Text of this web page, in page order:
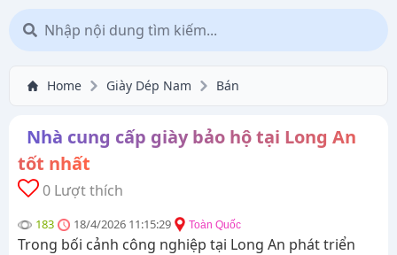
Home Giày Dép Nam Bán
Nhà cung cấp giày bảo hộ tại Long An
tốt nhất
0 Lượt thích
183 18/4/2026 11:15:29 Toàn Quốc
Trong bối cảnh công nghiệp tại Long An phát triển